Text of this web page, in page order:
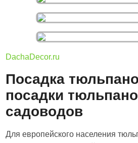
DachaDecor.ru
Посадка
посадки
садоводов
Для европейского населения